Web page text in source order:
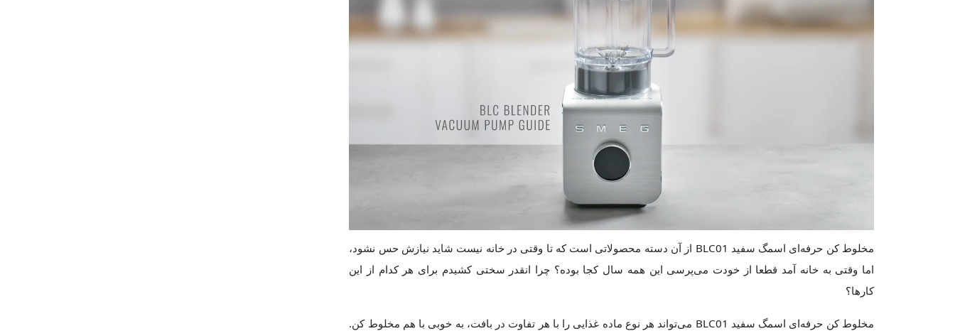
مخلوط کن حرفه‌ای اسمگ سفید BLC01 از آن دسته محصولاتی است که تا وقتی در خانه نیست شاید نیازش حس نشود،
اما وقتی به خانه آمد قطعا از خودت می‌پرسی این همه سال کجا بوده؟ چرا انقدر سختی کشیدم برای هر کدام از این
کارها؟
مخلوط کن حرفه‌ای اسمگ سفید BLC01 می‌تواند هر نوع ماده غذایی را با هر تفاوت در بافت، به خوبی با هم مخلوط کن.